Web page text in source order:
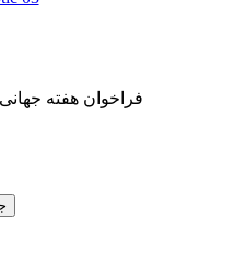
فراخوان هفته جهانی